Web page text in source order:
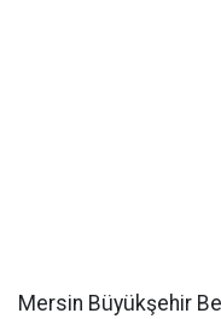
Mersin Büyükşehir